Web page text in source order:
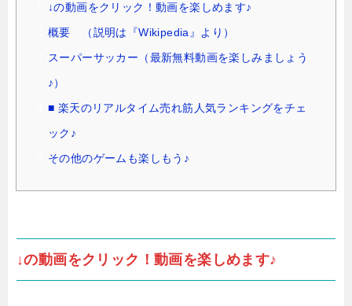
↓の動画をクリック！動画を楽しめます♪
概要 （説明は『Wikipedia』より）
スーパーサッカー（最新無料動画を楽しみましょう
♪）
■ 楽天のリアルタイム売れ筋人気ランキングをチェ
ック♪
その他のゲームも楽しもう♪
↓の動画をクリック！動画を楽しめます♪